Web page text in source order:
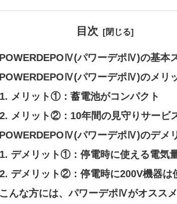
目次
POWERDEPOⅣ(パワーデポⅣ)の基本
POWERDEPOⅣ(パワーデポⅣ)のメリ
メリット①：蓄電池がコンパクト
メリット②：10年間の見守りサービ
POWERDEPOⅣ(パワーデポⅣ)のデメ
デメリット①：停電時に使える電気
デメリット②：停電時に200V機器は
こんな方には、パワーデポⅣがオススメ